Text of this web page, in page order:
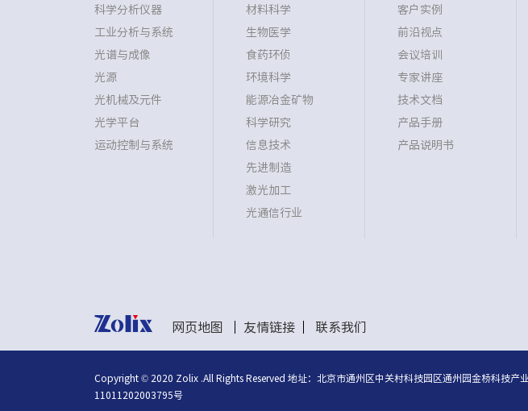
科学分析仪器
工业分析与系统
光谱与成像
光源
光机械及元件
光学平台
运动控制与系统
材料科学
生物医学
食药环侦
环境科学
能源冶金矿物
科学研究
信息技术
先进制造
激光加工
光通信行业
客户实例
前沿视点
会议培训
专家讲座
技术文档
产品手册
产品说明书
网页地图 友情链接 联系我们
Copyright © 2020 Zolix .All Rights Reserved 地址：北京市通州区中关村科技园区通州园金桥科技产
11011202003795号